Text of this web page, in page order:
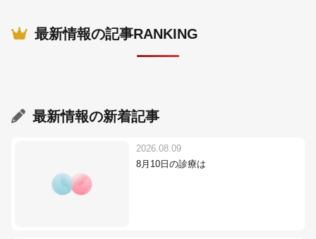
最新情報の記事RANKING
最新情報の新着記事
2026.08.09
8月10日の診療は